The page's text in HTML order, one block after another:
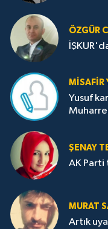
ÖZGÜR
MISAFIR
Yusuf
ŞENAY
AK Parti
MURAT
Artık